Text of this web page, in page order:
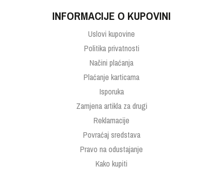
INFORMACIJE O KUPOVINI
Uslovi kupovine
Politika privatnosti
Načini plaćanja
Plaćanje karticama
Isporuka
Zamjena artikla za drugi
Reklamacije
Povraćaj sredstava
Pravo na odustajanje
Kako kupiti